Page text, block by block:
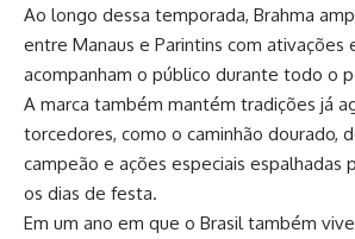
Ao longo dessa temporada, Brahma
entre Manaus e Parintins com ativações
acompanham o público durante todo o
A marca também mantém tradições já
torcedores, como o caminhão dourado,
campeão e ações especiais espalhadas
os dias de festa.
Em um ano em que o Brasil também